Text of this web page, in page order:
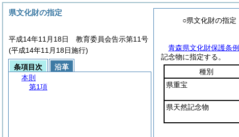
○県文化財の指定
青森県文化財保護条例
記念物に指定する。
種別
県重宝
県天然記念物
県文化財の指定
平成14年11月18日 教育委員会告示第11号
(平成14年11月18日施行)
条項目次
沿革
本則
第1項